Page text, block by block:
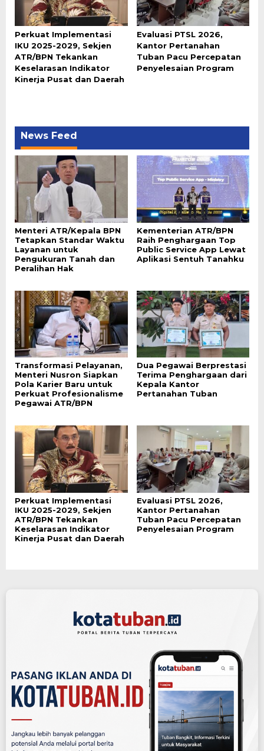
Perkuat Implementasi
IKU 2025-2029, Sekjen
ATR/BPN Tekankan
Keselarasan Indikator
Kinerja Pusat dan Daerah
Evaluasi PTSL 2026,
Kantor Pertanahan
Tuban Pacu Percepatan
Penyelesaian Program
News Feed
Menteri ATR/Kepala BPN
Tetapkan Standar Waktu
Layanan untuk
Pengukuran Tanah dan
Peralihan Hak
Kementerian ATR/BPN
Raih Penghargaan Top
Public Service App Lewat
Aplikasi Sentuh Tanahku
Transformasi Pelayanan,
Menteri Nusron Siapkan
Pola Karier Baru untuk
Perkuat Profesionalisme
Pegawai ATR/BPN
Dua Pegawai Berprestasi
Terima Penghargaan dari
Kepala Kantor
Pertanahan Tuban
Perkuat Implementasi
IKU 2025-2029, Sekjen
ATR/BPN Tekankan
Keselarasan Indikator
Kinerja Pusat dan Daerah
Evaluasi PTSL 2026,
Kantor Pertanahan
Tuban Pacu Percepatan
Penyelesaian Program